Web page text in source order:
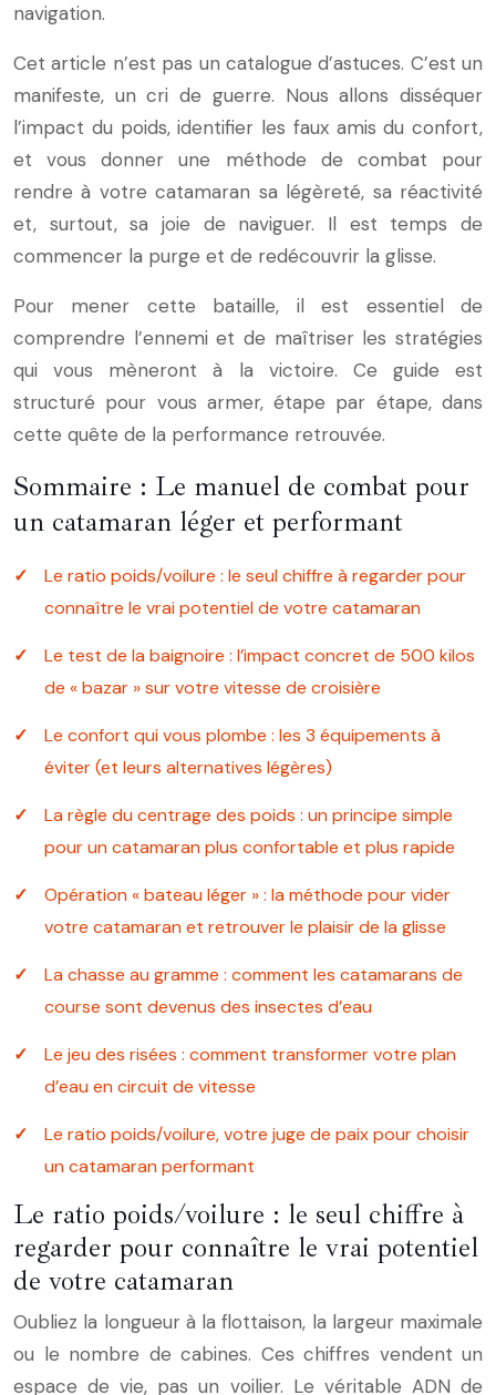
navigation.
Cet article n’est pas un catalogue d’astuces. C’est un
manifeste, un cri de guerre. Nous allons disséquer
l’impact du poids, identifier les faux amis du confort,
et vous donner une méthode de combat pour
rendre à votre catamaran sa légèreté, sa réactivité
et, surtout, sa joie de naviguer. Il est temps de
commencer la purge et de redécouvrir la glisse.
Pour mener cette bataille, il est essentiel de
comprendre l’ennemi et de maîtriser les stratégies
qui vous mèneront à la victoire. Ce guide est
structuré pour vous armer, étape par étape, dans
cette quête de la performance retrouvée.
Sommaire : Le manuel de combat pour
un catamaran léger et performant
Le ratio poids/voilure : le seul chiffre à regarder pour
connaître le vrai potentiel de votre catamaran
Le test de la baignoire : l’impact concret de 500 kilos
de « bazar » sur votre vitesse de croisière
Le confort qui vous plombe : les 3 équipements à
éviter (et leurs alternatives légères)
La règle du centrage des poids : un principe simple
pour un catamaran plus confortable et plus rapide
Opération « bateau léger » : la méthode pour vider
votre catamaran et retrouver le plaisir de la glisse
La chasse au gramme : comment les catamarans de
course sont devenus des insectes d’eau
Le jeu des risées : comment transformer votre plan
d’eau en circuit de vitesse
Le ratio poids/voilure, votre juge de paix pour choisir
un catamaran performant
Le ratio poids/voilure : le seul chiffre à
regarder pour connaître le vrai potentiel
de votre catamaran
Oubliez la longueur à la flottaison, la largeur maximale
ou le nombre de cabines. Ces chiffres vendent un
espace de vie, pas un voilier. Le véritable ADN de